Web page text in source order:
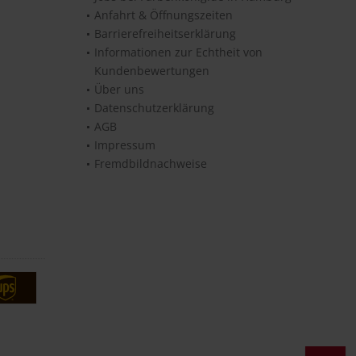
Anfahrt & Öffnungszeiten
Barrierefreiheitserklärung
Informationen zur Echtheit von
Kundenbewertungen
Über uns
Datenschutzerklärung
AGB
Impressum
Fremdbildnachweise